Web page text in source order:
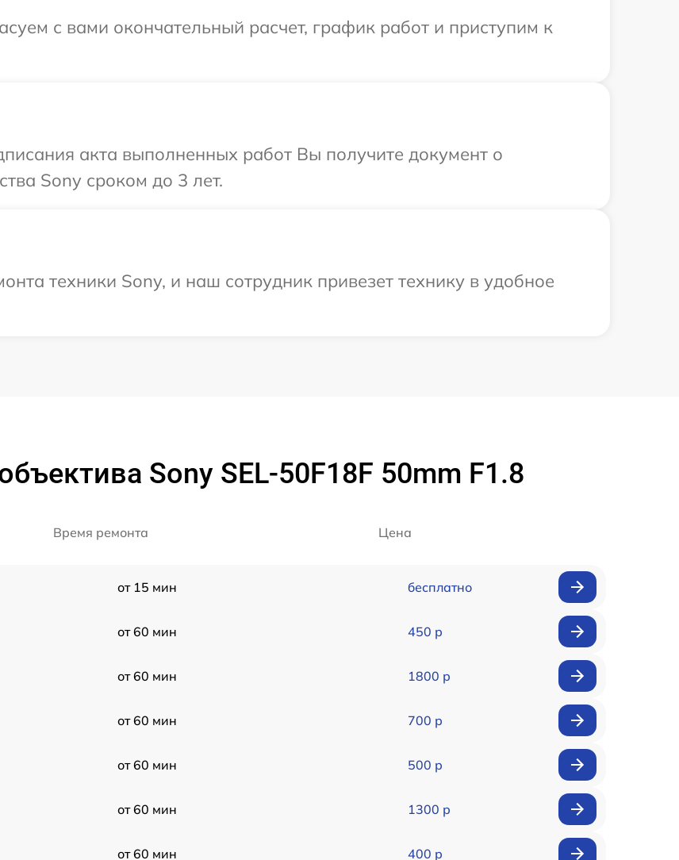
с вами окончательный расчет, график работ и приступим к
акта выполненных работ Вы получите документ о
Sony сроком до 3 лет.
техники Sony, и наш сотрудник привезет технику в удобное
Sony SEL-50F18F 50mm F1.8
Время ремонта Цена
от 15 мин бесплатно
от 60 мин 450 р
от 60 мин 1800 р
от 60 мин 700 р
от 60 мин 500 р
от 60 мин 1300 р
от 60 мин 400 р